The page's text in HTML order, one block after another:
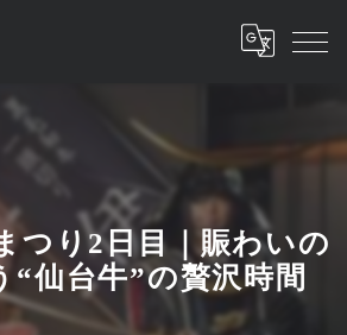
つり2日目｜賑わいの
“仙台牛”の贅沢時間